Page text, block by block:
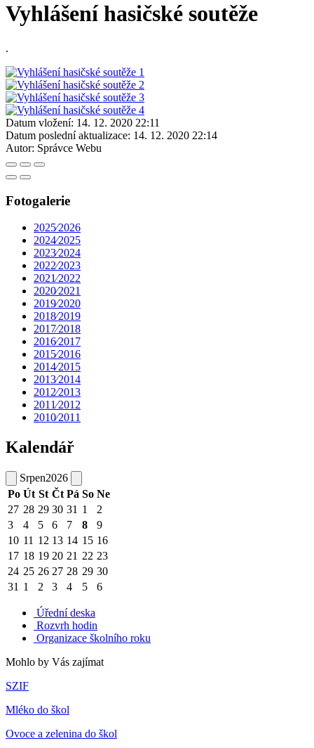
Vyhlášení hasičské soutěže
.
Datum vložení: 14. 12. 2020 22:11
Datum poslední aktualizace: 14. 12. 2020 22:14
Autor: Správce Webu
Fotogalerie
2025⁄2026
2024⁄2025
2023⁄2024
2022⁄2023
2021⁄2022
2020⁄2021
2019⁄2020
2018⁄2019
2017⁄2018
2016⁄2017
2015⁄2016
2014⁄2015
2013⁄2014
2012⁄2013
2011⁄2012
2010⁄2011
Kalendář
Srpen2026
Po Út St Čt Pá So Ne
27 28 29 30 31 1
2
3
4 5 6 7 8
9
10 11 12 13 14 15 16
17 18 19 20 21 22 23
24 25 26 27 28 29 30
31 1 2 3 4 5 6
Úřední deska
Rozvrh hodin
Organizace školního roku
Mohlo by Vás zajímat
SZIF
Mléko do škol
Ovoce a zelenina do škol